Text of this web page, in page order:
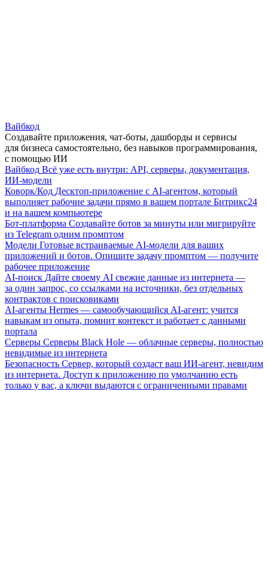
Вайбкод
Создавайте приложения, чат-боты, дашборды и сервисы
для бизнеса самостоятельно, без навыков программирования,
с помощью ИИ
Вайбкод Всё уже есть внутри: API, серверы, документация,
ИИ-модели
Коворк/Код Десктоп-приложение с AI-агентом, который
выполняет рабочие задачи прямо в вашем портале Битрикс24
и на вашем компьютере
Бот-платформа Создавайте ботов за минуты или мигрируйте
из Telegram одним промптом
Модели Готовые встраиваемые AI-модели для ваших
приложений и ботов. Опишите задачу промптом — получите
рабочее приложение
AI-поиск Дайте своему AI свежие данные из интернета —
за один запрос, со ссылками на источники, без отдельных
контрактов с поисковиками
AI-агенты Hermes — самообучающийся AI-агент: учится
навыкам из опыта, помнит контекст и работает с данными
портала
Серверы Серверы Black Hole — облачные серверы, полностью
невидимые из интернета
Безопасность Сервер, который создаст ваш ИИ-агент, невидим
из интернета. Доступ к приложению по умолчанию есть
только у вас, а ключи выдаются с ограниченными правами